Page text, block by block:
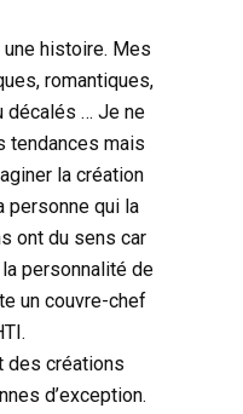
une histoire. Mes
romantiques,
décalés … Je ne
tendances mais
la création
personne qui la
ont du sens car
personnalité de
un couvre-chef
des créations
d’exception.